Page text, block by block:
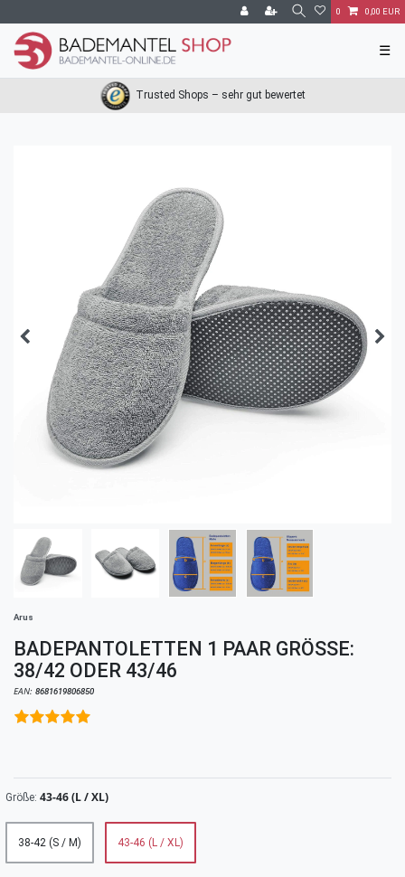
0 0,00 EUR
☰
Trusted Shops – sehr gut bewertet
Arus
BADEPANTOLETTEN 1 PAAR GRÖSSE: 3
8/42 ODER 43/46
EAN: 8681619806850
Größe: 43-46 (L / XL)
38-42 (S / M) 43-46 (L / XL)